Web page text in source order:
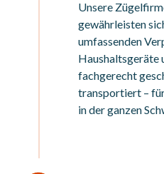
Unsere
gewährleisten
umfassenden
Haushaltsgeräte
fachgerecht
transportiert –
in der ganzen